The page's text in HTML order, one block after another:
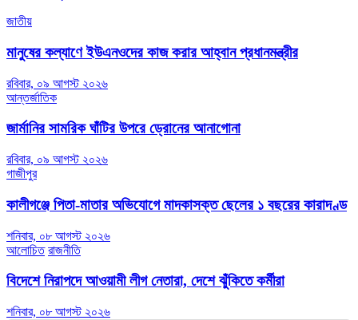
জাতীয়
মানুষের কল্যাণে ইউএনওদের কাজ করার আহ্বান প্রধানমন্ত্রীর
রবিবার, ০৯ আগস্ট ২০২৬
আন্তর্জাতিক
জার্মানির সামরিক ঘাঁটির উপরে ড্রোনের আনাগোনা
রবিবার, ০৯ আগস্ট ২০২৬
গাজীপুর
কালীগঞ্জে পিতা-মাতার অভিযোগে মাদকাসক্ত ছেলের ১ বছরের কারাদণ্ড
শনিবার, ০৮ আগস্ট ২০২৬
আলোচিত রাজনীতি
বিদেশে নিরাপদে আওয়ামী লীগ নেতারা, দেশে ঝুঁকিতে কর্মীরা
শনিবার, ০৮ আগস্ট ২০২৬